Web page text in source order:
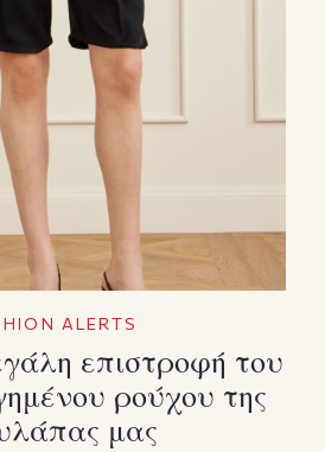
ALERTS
επιστροφή του
ρούχου της
μας